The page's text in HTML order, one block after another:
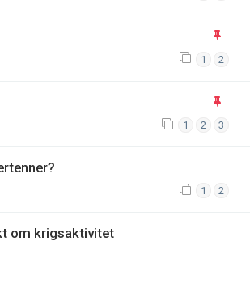
1 2
1 2 3
1 2
om krigsaktivitet